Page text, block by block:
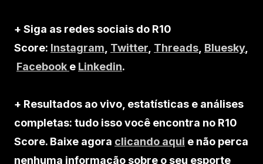
+ Siga as redes sociais do R10
Score: Instagram Twitter Threads Bluesky,
Facebook e Linkedin.
+ Resultados ao vivo, estatísticas e análises
completas: tudo isso você encontra no R10
Score. Baixe agora clicando aqui e não perca
nenhuma informação sobre o seu esporte